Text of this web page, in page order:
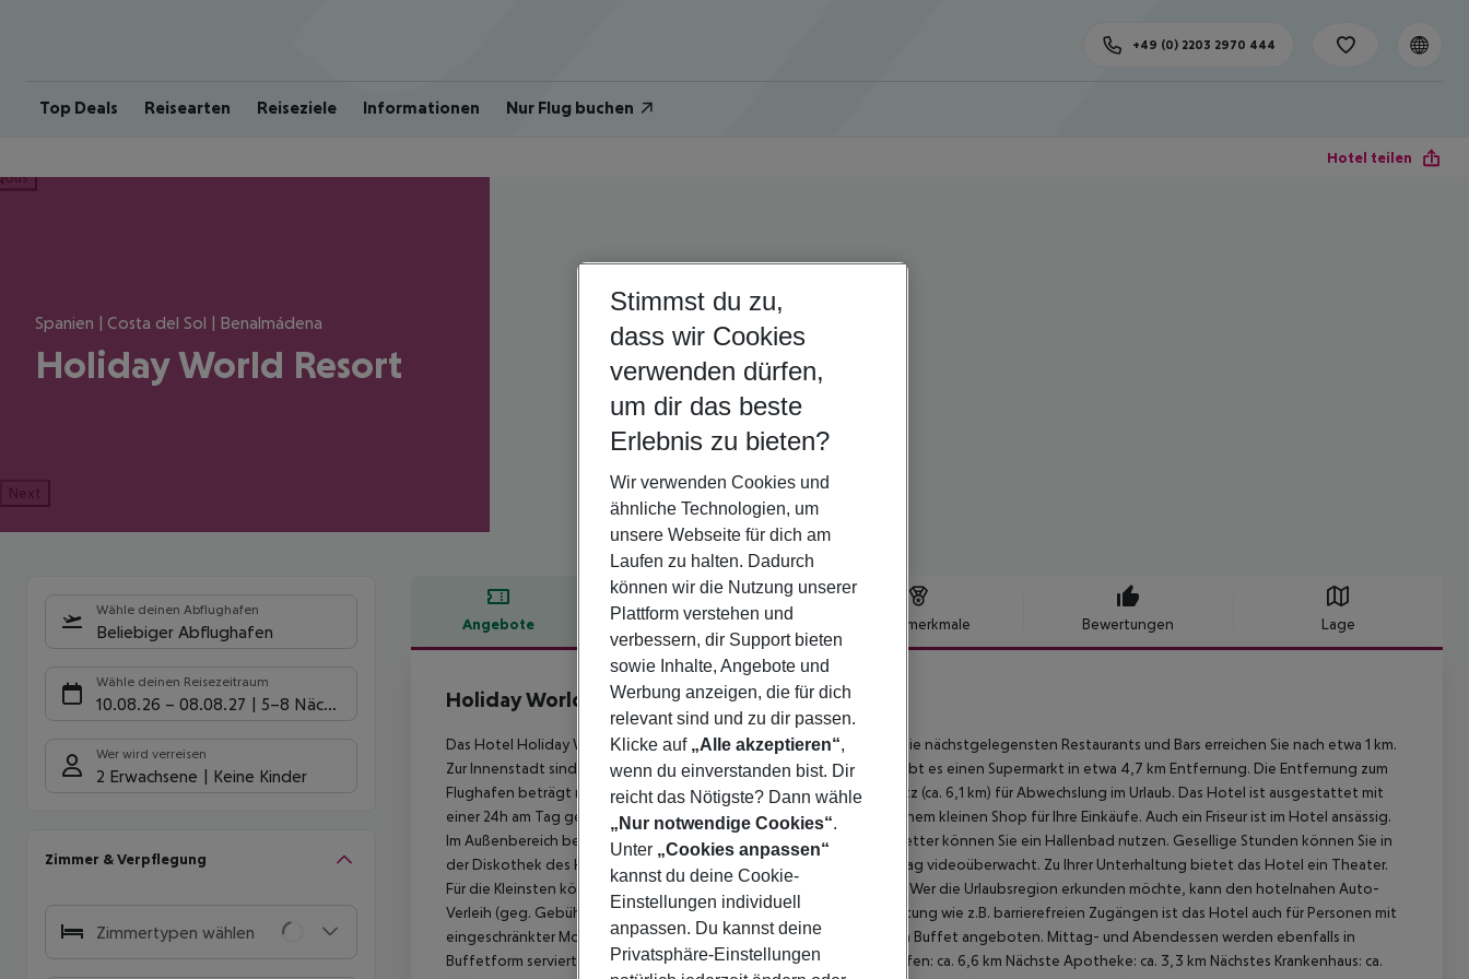
Top Deals Reisearten Reiseziele Informationen Nur Flug buchen
+49 (0) 2203 2970 444
Hotel teilen
Spanien | Costa del Sol | Benalmádena
Holiday World Resort
Next
Wähle deinen Abflughafen
Beliebiger Abflughafen
Wähle deinen Reisezeitraum
10.08.26 – 08.08.27 5-8 Nächte
Wer wird verreisen
2 Erwachsene Keine Kinder
Zimmer & Verpflegung
Zimmertypen wählen
Angebote Hotelbeschreibung Hotelmerkmale Bewertungen Lage
Hotelbeschreibung
Holiday World Resort
Das Hotel Holiday World Resort liegt ca. 1 km vom Strand entfernt. Die nächstgelegensten Restaurants und Bars erreichen Sie nach etwa 1 km.
Zur Innenstadt sind es ca. 2 km. Für den Einkauf von Lebensmitteln gibt es einen Supermarkt in etwa 4,7 km Entfernung. Die Entfernung zum
Flughafen beträgt rund 18,2 km. In der Umgebung sorgt ein Golfplatz (ca. 6,1 km) für Abwechslung im Urlaub. Das Hotel ist ausgestattet mit
einer 24h am Tag geöffneten Rezeption, WLAN, einem Lift sowie einem kleinen Shop für Ihre Einkäufe. Auch ein Friseur ist im Hotel ansässig.
Im Außenbereich befindet sich ein beheizter Pool. Bei schlechtem Wetter können Sie ein Hallenbad nutzen. Gesellige Stunden können Sie in
der Diskothek des Hauses verbringen. Zudem ist das Hotel 24h am Tag videoüberwacht. Zu Ihrer Unterhaltung bietet das Hotel ein Theater.
Für die Kleinsten können Hochstühle zur Verfügung gestellt werden. Wer die Urlaubsregion erkunden möchte, kann den hotelnahen Auto-
Verleih (geg. Gebühr) nutzen. Aufgrund seiner barrierefreien Ausstattung wie z.B. barrierefreien Zugängen ist das Hotel auch für Personen mit
eingeschränkter Mobilität geeignet. Verpflegung Frühstück wird vom Buffet angeboten. Mittag- und Abendessen werden ebenfalls in
Buffetform serviert. Entfernungen Taxistand: ca. 8,3 km Nächster Hafen: ca. 6,6 km Nächste Apotheke: ca. 3,3 km Nächstes Krankenhaus: ca.
Stimmst du zu,
dass wir Cookies
verwenden dürfen,
um dir das beste
Erlebnis zu bieten?
Wir verwenden Cookies und
ähnliche Technologien, um
unsere Webseite für dich am
Laufen zu halten. Dadurch
können wir die Nutzung unserer
Plattform verstehen und
verbessern, dir Support bieten
sowie Inhalte, Angebote und
Werbung anzeigen, die für dich
relevant sind und zu dir passen.
Klicke auf „Alle akzeptieren“,
wenn du einverstanden bist. Dir
reicht das Nötigste? Dann wähle
„Nur notwendige Cookies“.
Unter „Cookies anpassen“
kannst du deine Cookie-
Einstellungen individuell
anpassen. Du kannst deine
Privatsphäre-Einstellungen